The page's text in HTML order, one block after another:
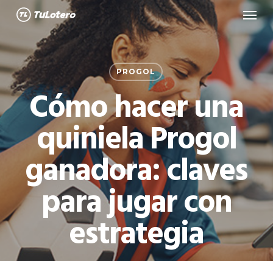
Skip
main
content
Menu
PROGOL
Cómo hacer una
quiniela Progol
ganadora: claves
para jugar con
estrategia